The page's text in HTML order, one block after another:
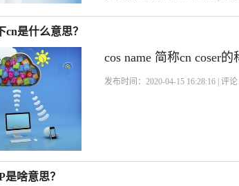
cn是什么意思？
cos name 简称cn coser的
发布时间：2020-04-15 16:28:16 | 评
是啥意思？